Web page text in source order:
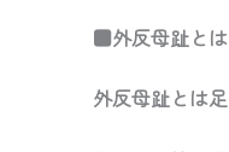
■外反母趾とは
外反母趾とは